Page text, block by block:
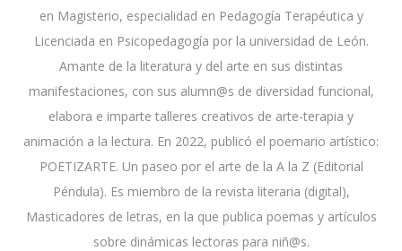
en Magisterio, especialidad en Pedagogía Terapéutica y
Licenciada en Psicopedagogía por la universidad de León.
Amante de la literatura y del arte en sus distintas
manifestaciones, con sus alumn@s de diversidad funcional,
elabora e imparte talleres creativos de arte-terapia y
animación a la lectura. En 2022, publicó el poemario artístico:
POETIZARTE. Un paseo por el arte de la A la Z (Editorial
Péndula). Es miembro de la revista literaria (digital),
Masticadores de letras, en la que publica poemas y artículos
sobre dinámicas lectoras para niñ@s.